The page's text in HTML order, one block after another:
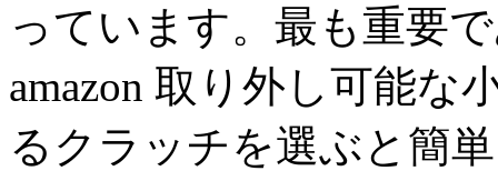
っています。最も重要
amazon 取り外し可能な
るクラッチを選ぶと簡